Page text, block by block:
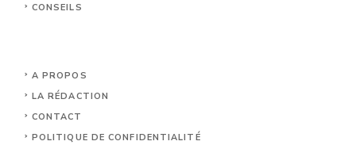
CONSEILS
A PROPOS
LA RÉDACTION
CONTACT
POLITIQUE DE CONFIDENTIALITÉ